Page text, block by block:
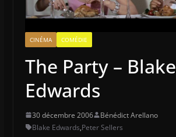
CINÉMA COMÉDIE
The Party – Blake
Edwards
30 décembre 2006
Bénédict Arellano
Blake Edwards,Peter Sellers